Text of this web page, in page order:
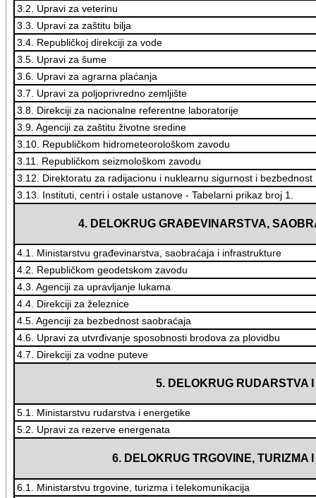
3.2. Upravi za veterinu
3.3. Upravi za zaštitu bilja
3.4. Republičkoj direkciji za vode
3.5. Upravi za šume
3.6. Upravi za agrarna plaćanja
3.7. Upravi za poljoprivredno zemljište
3.8. Direkciji za nacionalne referentne laboratorije
3.9. Agenciji za zaštitu životne sredine
3.10. Republičkom hidrometeorološkom zavodu
3.11. Republičkom seizmološkom zavodu
3.12. Direktoratu za radijacionu i nuklearnu sigurnost i bezbednost
3.13. Instituti, centri i ostale ustanove - Tabelarni prikaz broj 1.
4. DELOKRUG GRAĐEVINARSTVA,
4.1. Ministarstvu građevinarstva, saobraćaja i infrastrukture
4.2. Republičkom geodetskom zavodu
4.3. Agenciji za upravljanje lukama
4.4. Direkciji za železnice
4.5. Agenciji za bezbednost saobraćaja
4.6. Upravi za utvrđivanje sposobnosti brodova za plovidbu
4.7. Direkciji za vodne puteve
5. DELOKRUG RUDARSTVA
5.1. Ministarstvu rudarstva i energetike
5.2. Upravi za rezerve energenata
6. DELOKRUG TRGOVINE, TURIZMA
6.1. Ministarstvu trgovine, turizma i telekomunikacija